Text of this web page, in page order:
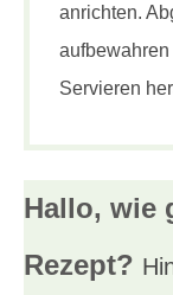
anrichten.
Servieren
Hallo, wie
Rezept?